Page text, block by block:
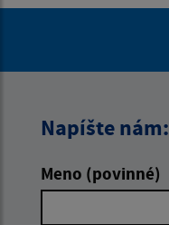
Napíšte nám:
Meno (povinné)